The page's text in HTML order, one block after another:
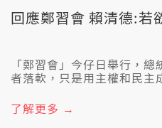
回應鄭習會 賴清德:若
「鄭習會」今仔日舉行，
者落軟，只是用主權和民主
臺獨促進統一，就會予國際
會也發表聲明，強調鄭麗文
了解更多 →